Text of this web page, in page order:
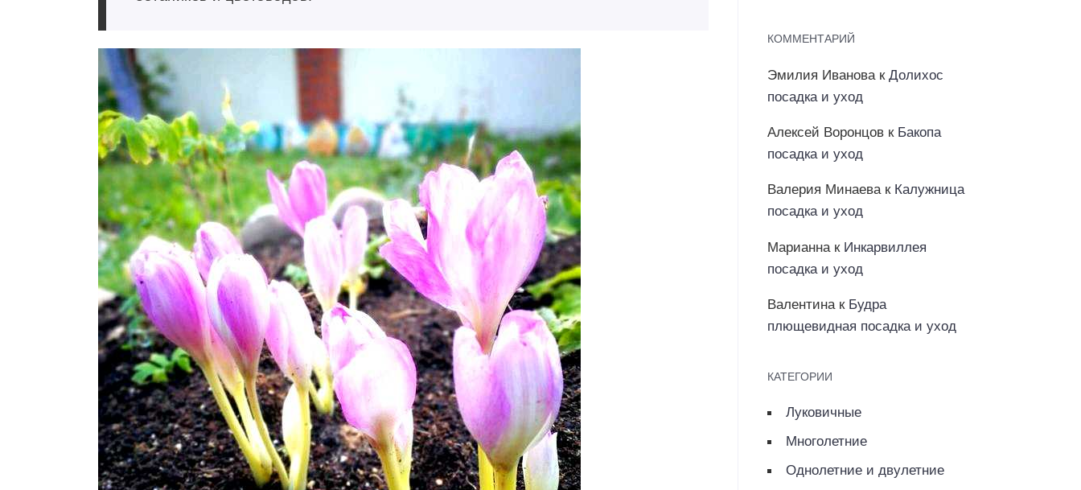
КОММЕНТАРИЙ
Эмилия Иванова кДолихос
посадка и уход
Алексей Воронцов к Бакопа
посадка и уход
Валерия Минаевак Калужница
посадка и уход
Марианна к Инкарвиллея
посадка и уход
Валентина к Будра
плющевидная посадка и уход
КАТЕГОРИИ
Луковичные
Многолетние
Однолетние и двулетние